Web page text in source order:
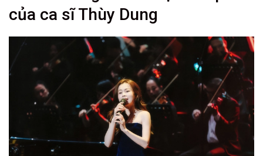
của ca sĩ Thùy Dung